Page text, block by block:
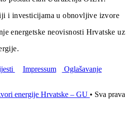
i investicijama u obnovljive izvore
energetske neovisnosti Hrvatske uz
Impressum
Oglašavanje
energije Hrvatske – GU • Sva prava